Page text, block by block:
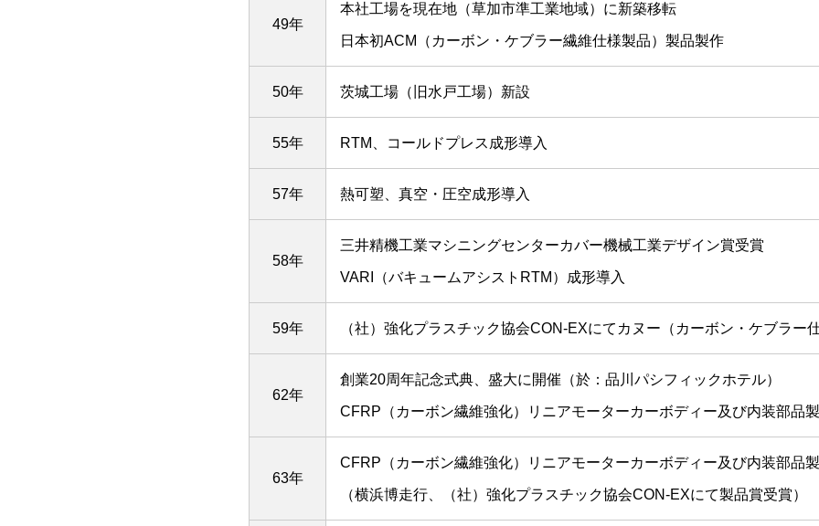
49年
本社工場を現在地（草加市準工業地域）に新築移転
日本初ACM（カーボン・ケブラー繊維仕様製品）製品製作
50年 茨城工場（旧水戸工場）新設
55年 RTM、コールドプレス成形導入
57年 熱可塑、真空・圧空成形導入
58年
三井精機工業マシニングセンターカバー機械工業デザイン賞受賞
VARI（バキュームアシストRTM）成形導入
59年 （社）強化プラスチック協会CON-EXにてカヌー（カーボン・ケブラー
62年
創業20周年記念式典、盛大に開催（於：品川パシフィックホテル）
CFRP（カーボン繊維強化）リニアモーターカーボディー及び内装部品
63年
CFRP（カーボン繊維強化）リニアモーターカーボディー及び内装部品
（横浜博走行、（社）強化プラスチック協会CON-EXにて製品賞受賞）